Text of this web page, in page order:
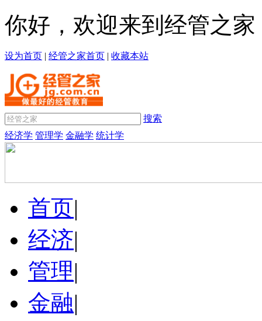
你好，欢迎来到经管之家
设为首页 | 经管之家首页 | 收藏本站
搜索
经济学 管理学 金融学 统计学
首页|
经济|
管理|
金融|